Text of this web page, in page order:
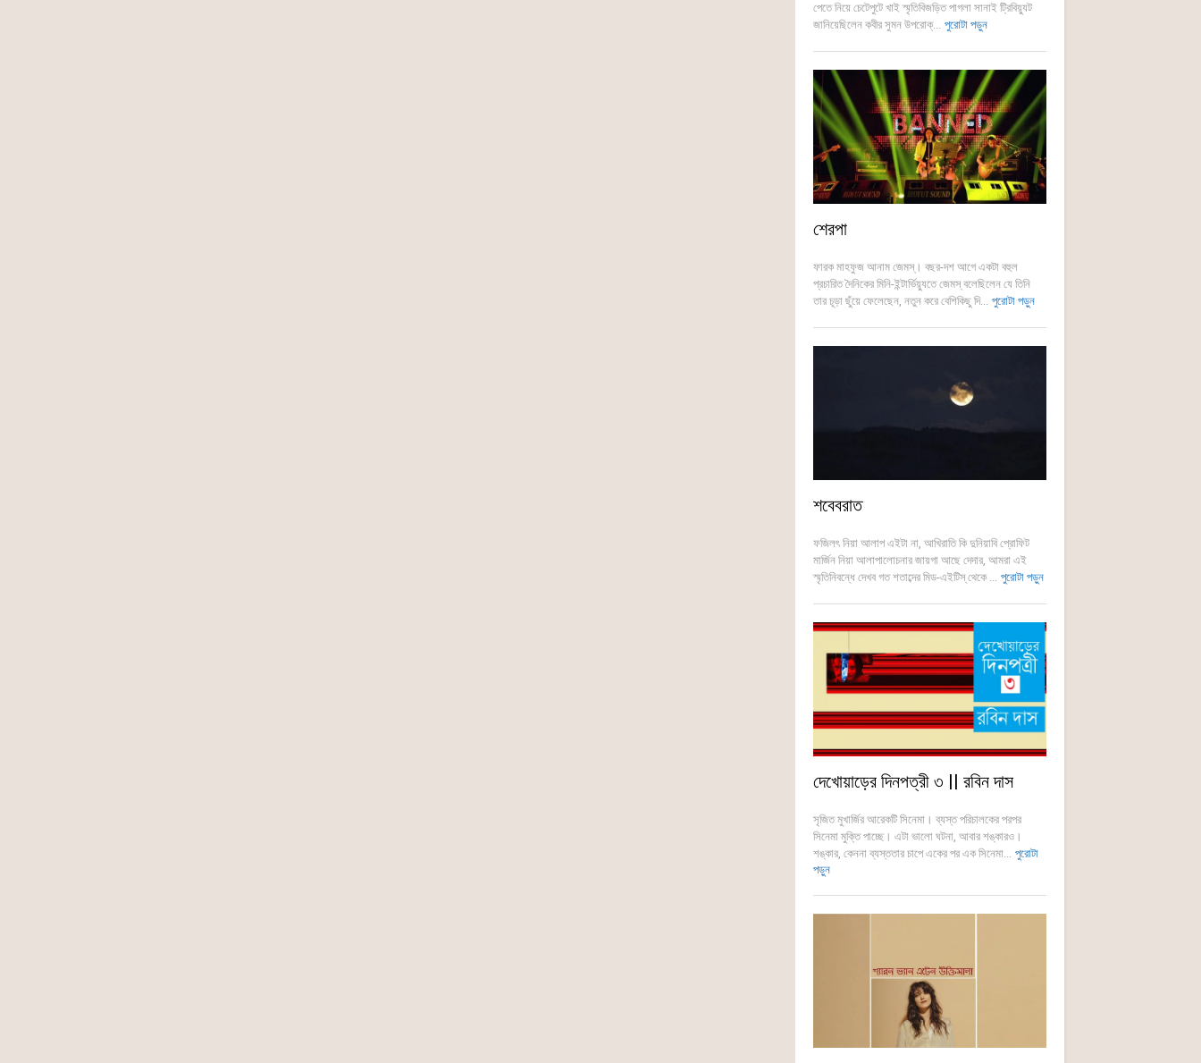
পেতে নিয়ে চেটেপুটে খাই স্মৃতিবিজড়িত পাগলা সানাই ট্রিবিয়্যুট
জানিয়েছিলেন কবীর সুমন উপরোক্... পুরোটা পড়ুন
শেরপা
ফারক মাহফুজ আনাম জেমস্। বছর-দশ আগে একটা বহুল
প্রচারিত দৈনিকের মিনি-ইন্টার্ভিয়্যুতে জেমস্ বলেছিলেন যে তিনি
তার চূড়া ছুঁয়ে ফেলেছেন, নতুন করে বেশিকিছু দি... পুরোটা পড়ুন
শবেবরাত
ফজিলৎ নিয়া আলাপ এইটা না, আখিরাতি কি দুনিয়াবি প্রোফিট
মার্জিন নিয়া আলাপালোচনার জায়গা আছে দেদার, আমরা এই
স্মৃতিনিবন্ধে দেখব গত শতাব্দের মিড-এইটিস্ থেকে ... পুরোটা পড়ুন
দেখোয়াড়ের দিনপত্রী ৩ || রবিন দাস
সৃজিত মুখার্জির আরেকটি সিনেমা। ব্যস্ত পরিচালকের পরপর
সিনেমা মুক্তি পাচ্ছে। এটা ভালো ঘটনা, আবার শঙ্কারও।
শঙ্কার, কেননা ব্যস্ততার চাপে একের পর এক সিনেমা... পুরোটা
পড়ুন